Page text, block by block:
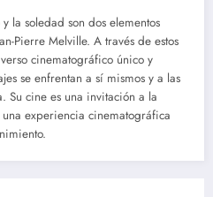
la soledad son dos elementos
Pierre Melville. A través de estos
cinematográfico único y
se enfrentan a sí mismos y a las
Su cine es una invitación a la
experiencia cinematográfica